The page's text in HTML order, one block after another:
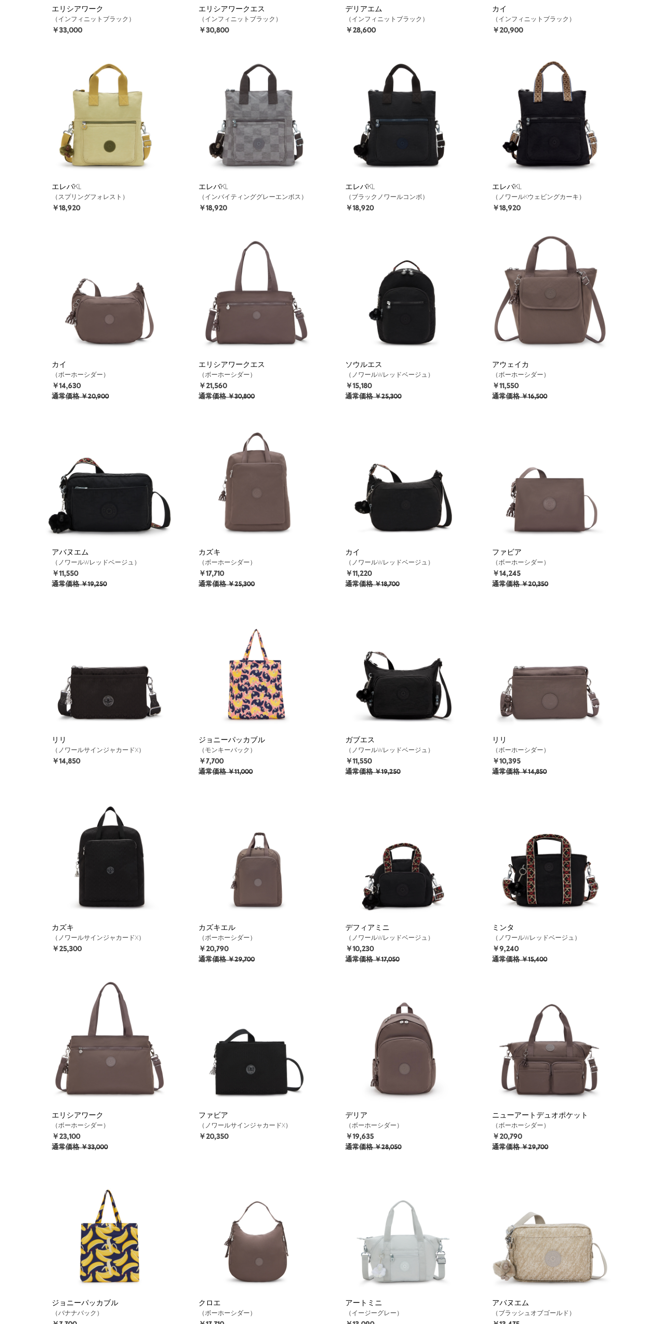
エリシアワーク
（インフィニットブラック）
￥33,000
エリシアワークエス
（インフィニットブラック）
￥30,800
デリアエム
（インフィニットブラック）
￥28,600
カイ
（インフィニットブラック）
￥20,900
エレバKL
（スプリングフォレスト）
￥18,920
エレバKL
（インバイティンググレーエンボス）
￥18,920
エレバKL
（ブラックノワールコンボ）
￥18,920
エレバKL
（ノワールKウェビングカーキ）
￥18,920
カイ
（ボーホーシダー）
￥14,630
通常価格￥20,900
エリシアワークエス
（ボーホーシダー）
￥21,560
通常価格￥30,800
ソウルエス
（ノワールWレッドベージュ）
￥15,180
通常価格￥25,300
アウェイカ
（ボーホーシダー）
￥11,550
通常価格￥16,500
アバヌエム
（ノワールWレッドベージュ）
￥11,550
通常価格￥19,250
カズキ
（ボーホーシダー）
￥17,710
通常価格￥25,300
カイ
（ノワールWレッドベージュ）
￥11,220
通常価格￥18,700
ファビア
（ボーホーシダー）
￥14,245
通常価格￥20,350
リリ
（ノワールサインジャカードX）
￥14,850
ジョニーパッカブル
（モンキーバック）
￥7,700
通常価格￥11,000
ガブエス
（ノワールWレッドベージュ）
￥11,550
通常価格￥19,250
リリ
（ボーホーシダー）
￥10,395
通常価格￥14,850
カズキ
（ノワールサインジャカードX）
￥25,300
カズキエル
（ボーホーシダー）
￥20,790
通常価格￥29,700
デフィアミニ
（ノワールWレッドベージュ）
￥10,230
通常価格￥17,050
ミンタ
（ノワールWレッドベージュ）
￥9,240
通常価格￥15,400
エリシアワーク
（ボーホーシダー）
￥23,100
通常価格￥33,000
ファビア
（ノワールサインジャカードX）
￥20,350
デリア
（ボーホーシダー）
￥19,635
通常価格￥28,050
ニューアートデュオポケット
（ボーホーシダー）
￥20,790
通常価格￥29,700
ジョニーパッカブル
（バナナバック）
クロエ
（ボーホーシダー）
アートミニ
（イージーグレー）
アバヌエム
（ブラッシュオブゴールド）